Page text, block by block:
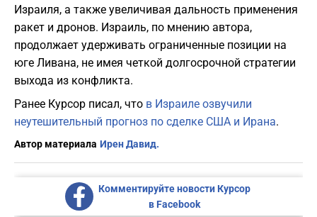
Израиля, а также увеличивая дальность применения
ракет и дронов. Израиль, по мнению автора,
продолжает удерживать ограниченные позиции на
юге Ливана, не имея четкой долгосрочной стратегии
выхода из конфликта.
Ранее Курсор писал, что в Израиле озвучили
неутешительный прогноз по сделке США и Ирана.
Автор материала Ирен Давид.
Комментируйте новости Курсор
в Facebook